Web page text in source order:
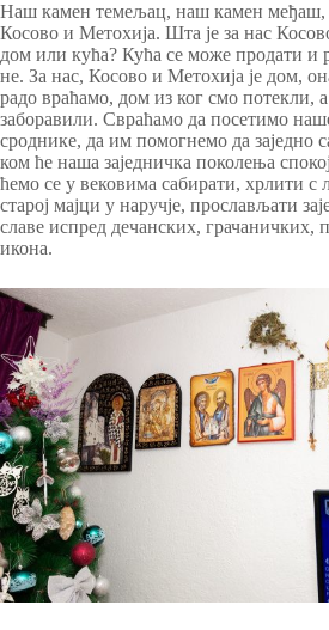
Наш камен темељац, наш камен међаш,
Косово и Метохија. Шта је за нас
дом или кућа? Кућа се може продати и
не. За нас, Косово и Метохија је дом,
радо враћамо, дом из ког смо потекли,
заборавили. Свраћамо да посетимо
сроднике, да им помогнемо да заједно
ком ће наша заједничка поколења
ћемо се у вековима сабирати, хрлити с
старој мајци у наручје, прослављати
славе испред дечанских, грачаничких,
икона.